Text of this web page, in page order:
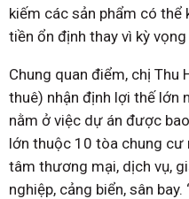
kiếm các sản phẩm có thể
tiền ổn định thay vì kỳ
Chung quan điểm, chị Thu
thuê) nhận định lợi thế lớn
nằm ở việc dự án được
lớn thuộc 10 tòa chung cư
tâm thương mại, dịch vụ,
nghiệp, cảng biển, sân